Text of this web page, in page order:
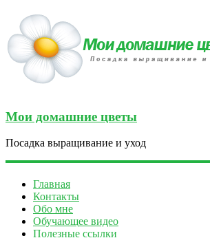
Мои домашние цветы
Посадка выращивание и уход
Главная
Контакты
Обо мне
Обучающее видео
Полезные ссылки